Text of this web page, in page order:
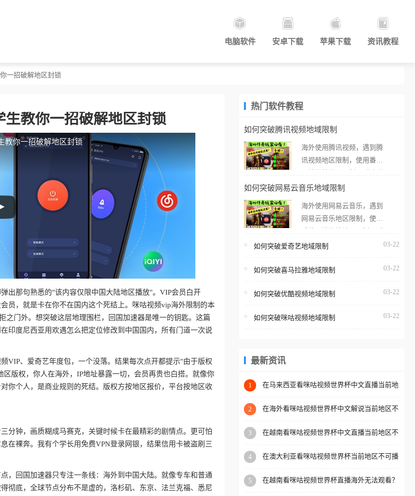
电脑软件 安卓下载 苹果下载 资讯教程
一招破解地区封锁
教你一招破解地区封锁
教你一招破解地区封锁
出那句熟悉的"该内容仅限中国大陆地区播放"。VIP会员白开
，就是卡在你不在国内这个死结上。咪咕视频vip海外限制的本
之门外。想突破这层地理围栏，回国加速器是唯一的钥匙。这篇
印度尼西亚用欢遇怎么把定位修改到中国国内，所有门道一次说
VIP、爱奇艺年度包，一个没落。结果每次点开都提示"由于版权
版权，你人在海外，IP地址暴露一切，会员再贵也白搭。就像你
你个人，是商业规则的死结。版权方按地区报价，平台按地区收
分钟，画质糊成马赛克，关键时候卡在最精彩的剧情点。更可怕
在裸奔。我有个学长用免费VPN登录网银，结果信用卡被盗刷三
，回国加速器只专注一条线：海外到中国大陆。就像专车和普通
彻底，全球节点分布不是虚的，洛杉矶、东京、法兰克福、悉尼
热门软件教程
如何突破腾讯视频地域限制
海外使用腾讯视频，遇到腾
讯视频地区限制，使用番茄
外打开腾讯视频，却突然弹
地区无法播放”的提示语。
海外用户如香港、澳门、台
亚、欧洲等国家和地区时，
台一样，出现地区及版权限
地区播放。 遇到这个问题的
区工作、留学、定居等，都
权限制所困扰。
如何突破网易云音乐地域限制
海外使用网易云音乐，遇到
网易云音乐地区限制，使用
在海外打开网易云音乐，却
所在的地区无法播放”的提示
门、台湾、美国、加拿大、
区时，网易云音乐也会像其
回国加速器，即可解决「海
版权限制」的问题，无论人
国、加拿大、澳大利亚、欧
学、定居等，都可以使用，
扰。
如何突破爱奇艺地域限制 03-22
如何突破喜马拉雅地域限制 03-22
如何突破优酷视频地域限制 03-22
如何突破咪咕视频地域限制 03-22
最新资讯
1
在马来西亚看咪咕视频世界杯中文直播当前地
2
在海外看咪咕视频世界杯中文解说当前地区不
3
在越南看咪咕视频世界杯中文直播当前地区不
4
在澳大利亚看咪咕视频世界杯当前地区不可播
5
在越南看咪咕视频世界杯直播海外无法观看？